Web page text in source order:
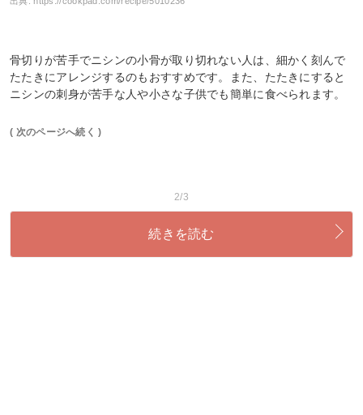
骨切りが苦手でニシンの小骨が取り切れない人は、細かく刻んで
たたきにアレンジするのもおすすめです。また、たたきにすると
ニシンの刺身が苦手な人や小さな子供でも簡単に食べられます。
( 次のページへ続く )
2/3
続きを読む